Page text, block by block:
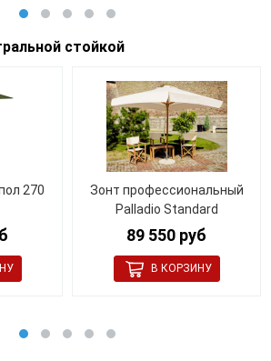
стойкой
270
Зонт профессиональный
Palladio Standard
89 550 руб